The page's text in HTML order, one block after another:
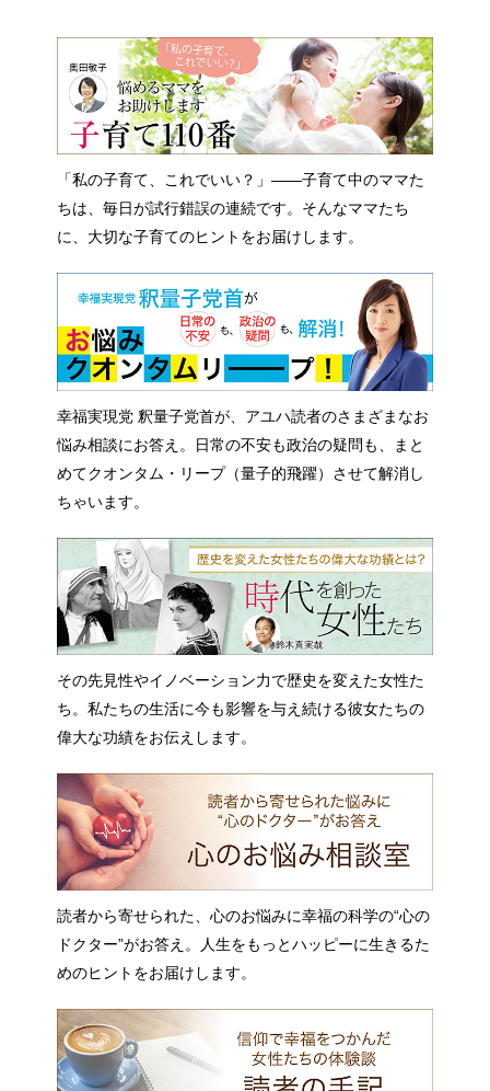
「私の子育て、これでいい？」――子育て中のママた
ちは、毎日が試行錯誤の連続です。そんなママたち
に、大切な子育てのヒントをお届けします。
幸福実現党 釈量子党首が、アユハ読者のさまざまなお
悩み相談にお答え。日常の不安も政治の疑問も、まと
めてクオンタム・リープ（量子的飛躍）させて解消し
ちゃいます。
その先見性やイノベーション力で歴史を変えた女性た
ち。私たちの生活に今も影響を与え続ける彼女たちの
偉大な功績をお伝えします。
読者から寄せられた、心のお悩みに幸福の科学の“心の
ドクター”がお答え。人生をもっとハッピーに生きるた
めのヒントをお届けします。